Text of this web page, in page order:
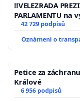
‼️VELEZRADA
PARLAMENTU
144 jednacího
usnesení k
republiky
42 729 podpisů
Oznámení o
Petice za
Králové
6 956 podpisů